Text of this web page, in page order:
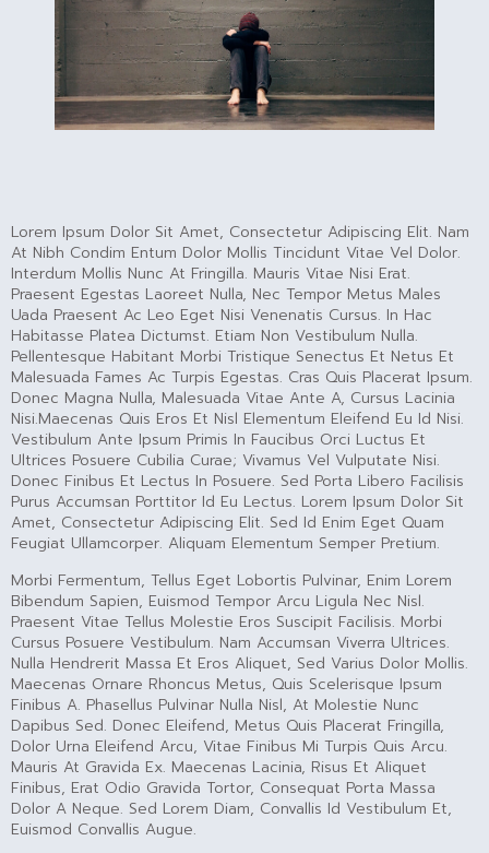
Lorem Ipsum Dolor Sit Amet, Consectetur Adipiscing Elit. Nam
At Nibh Condim Entum Dolor Mollis Tincidunt Vitae Vel Dolor.
Interdum Mollis Nunc At Fringilla. Mauris Vitae Nisi Erat.
Praesent Egestas Laoreet Nulla, Nec Tempor Metus Males
Uada Praesent Ac Leo Eget Nisi Venenatis Cursus. In Hac
Habitasse Platea Dictumst. Etiam Non Vestibulum Nulla.
Pellentesque Habitant Morbi Tristique Senectus Et Netus Et
Malesuada Fames Ac Turpis Egestas. Cras Quis Placerat Ipsum.
Donec Magna Nulla, Malesuada Vitae Ante A, Cursus Lacinia
Nisi.Maecenas Quis Eros Et Nisl Elementum Eleifend Eu Id Nisi.
Vestibulum Ante Ipsum Primis In Faucibus Orci Luctus Et
Ultrices Posuere Cubilia Curae; Vivamus Vel Vulputate Nisi.
Donec Finibus Et Lectus In Posuere. Sed Porta Libero Facilisis
Purus Accumsan Porttitor Id Eu Lectus. Lorem Ipsum Dolor Sit
Amet, Consectetur Adipiscing Elit. Sed Id Enim Eget Quam
Feugiat Ullamcorper. Aliquam Elementum Semper Pretium.
Morbi Fermentum, Tellus Eget Lobortis Pulvinar, Enim Lorem
Bibendum Sapien, Euismod Tempor Arcu Ligula Nec Nisl.
Praesent Vitae Tellus Molestie Eros Suscipit Facilisis. Morbi
Cursus Posuere Vestibulum. Nam Accumsan Viverra Ultrices.
Nulla Hendrerit Massa Et Eros Aliquet, Sed Varius Dolor Mollis.
Maecenas Ornare Rhoncus Metus, Quis Scelerisque Ipsum
Finibus A. Phasellus Pulvinar Nulla Nisl, At Molestie Nunc
Dapibus Sed. Donec Eleifend, Metus Quis Placerat Fringilla,
Dolor Urna Eleifend Arcu, Vitae Finibus Mi Turpis Quis Arcu.
Mauris At Gravida Ex. Maecenas Lacinia, Risus Et Aliquet
Finibus, Erat Odio Gravida Tortor, Consequat Porta Massa
Dolor A Neque. Sed Lorem Diam, Convallis Id Vestibulum Et,
Euismod Convallis Augue.